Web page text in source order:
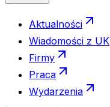
Aktualności
Wiadomości z UK
Firmy
Praca
Wydarzenia